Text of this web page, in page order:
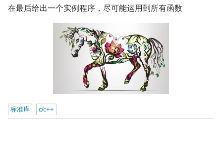
在最后给出一个实例程序，尽可能运用到所有函数
标准库 c/c++